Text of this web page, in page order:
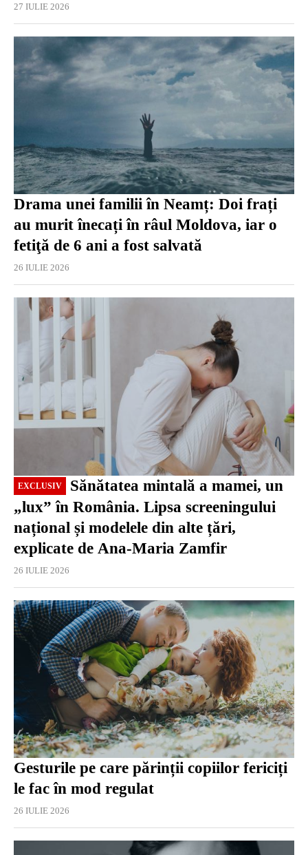
27 IULIE 2026
Drama unei familii în Neamț: Doi frați
au murit înecați în râul Moldova, iar o
fetiţă de 6 ani a fost salvată
26 IULIE 2026
EXCLUSIV
EXCLUSIV
„lux” în România. Lipsa screeningului
național și modelele din alte țări,
explicate de Ana-Maria Zamfir
26 IULIE 2026
Gesturile pe care părinții copiilor fericiți
le fac în mod regulat
26 IULIE 2026